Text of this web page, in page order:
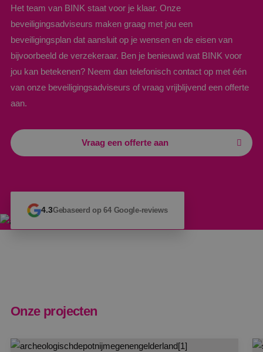
Het team van BINK staat voor je klaar. Onze
beveiligingsadviseurs maken graag met jou een
beveiligingsplan dat aansluit op je wensen en de eisen van
bijvoorbeeld de verzekeraar. Ben je benieuwd wat BINK voor
jou kan betekenen? Neem dan telefonisch contact op met één
van onze beveiligingsadviseurs of vraag vrijblijvend een offerte
aan.
Vraag een offerte aan
4.3Gebaseerd op 64 Google-reviews
Onze projecten